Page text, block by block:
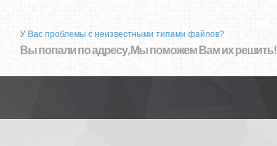
У Вас проблемы с неизвестными типами файлов?
Вы попали по адресу, Мы поможем Вам их решить!